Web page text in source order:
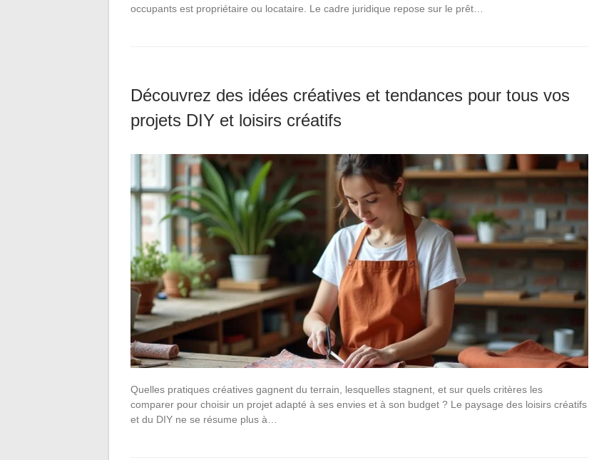
occupants est propriétaire ou locataire. Le cadre juridique repose sur le prêt…
Découvrez des idées créatives et tendances pour tous vos
projets DIY et loisirs créatifs
Quelles pratiques créatives gagnent du terrain, lesquelles stagnent, et sur quels critères les
comparer pour choisir un projet adapté à ses envies et à son budget ? Le paysage des loisirs créatifs
et du DIY ne se résume plus à…